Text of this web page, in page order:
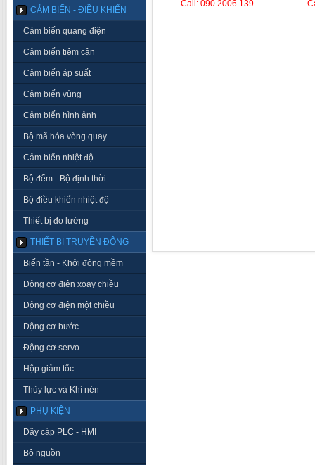
CẢM BIẾN - ĐIỀU KHIỂN
Cảm biến quang điện
Cảm biến tiệm cận
Cảm biến áp suất
Cảm biến vùng
Cảm biến hình ảnh
Bộ mã hóa vòng quay
Cảm biến nhiệt độ
Bộ đếm - Bộ định thời
Bộ điều khiển nhiệt độ
Thiết bị đo lường
THIẾT BỊ TRUYỀN ĐỘNG
Biến tần - Khởi động mềm
Động cơ điện xoay chiều
Động cơ điện một chiều
Động cơ bước
Động cơ servo
Hộp giảm tốc
Thủy lực và Khí nén
PHỤ KIỆN
Dây cáp PLC - HMI
Bộ nguồn
Call: 090.2006.139